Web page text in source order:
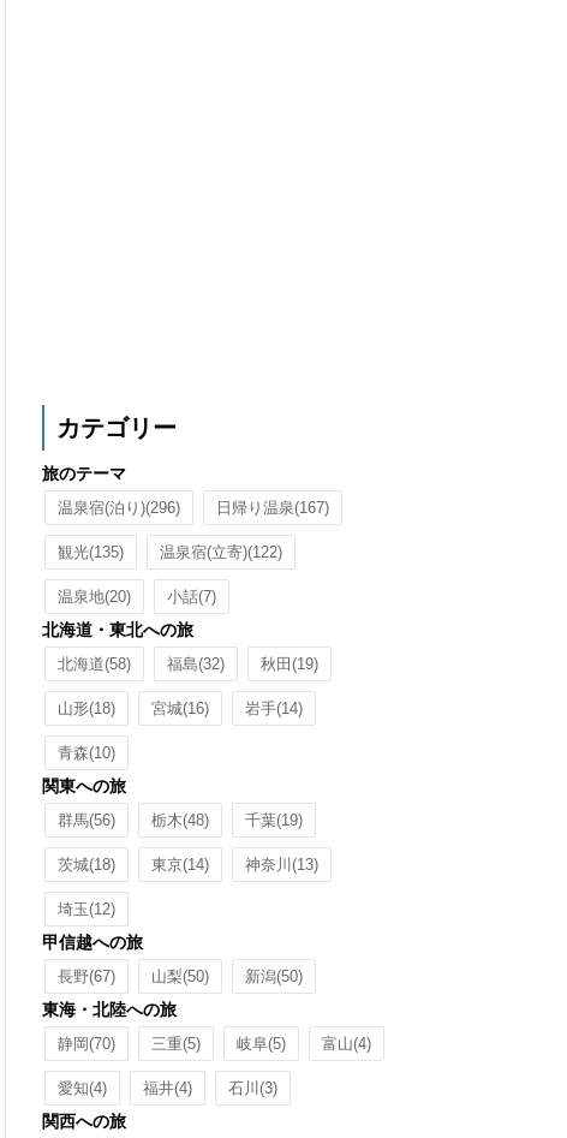
カテゴリー
旅のテーマ
温泉宿(泊り)(296) 日帰り温泉(167)
観光(135) 温泉宿(立寄)(122)
温泉地(20) 小話(7)
北海道・東北への旅
北海道(58) 福島(32) 秋田 (19)
山形(18) 宮城(16) 岩手(14)
青森(10)
関東への旅
群馬(56) 栃木(48) 千葉(19)
茨城(18) 東京(14) 神奈川 (13)
埼玉(12)
甲信越への旅
長野(67) 山梨(50) 新潟(50)
東海・北陸への旅
静岡(70) 三重(5) 岐阜(5) 富山(4)
愛知(4) 福井(4) 石川 (3)
関西への旅